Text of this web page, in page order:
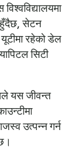
हुँदैछ, सेटन
रहेको डेल
सिटी
यस जीवन्त
उत्पन्न गर्न